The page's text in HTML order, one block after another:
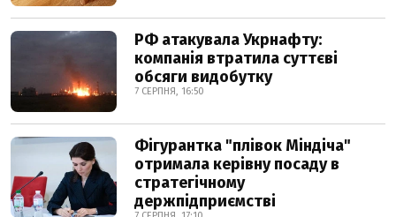
РФ атакувала Укрнафту:
компанія втратила суттєві
обсяги видобутку
7 СЕРПНЯ, 16:50
Фігурантка "плівок Міндіча"
отримала керівну посаду в
стратегічному
держпідприємстві